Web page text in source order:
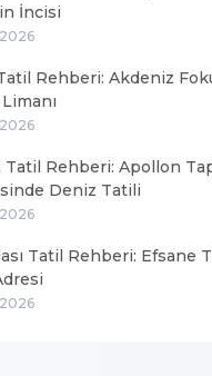
İncisi
Rehberi: Akdeniz
Rehberi: Apollon
Deniz Tatili
Tatil Rehberi: Efsane